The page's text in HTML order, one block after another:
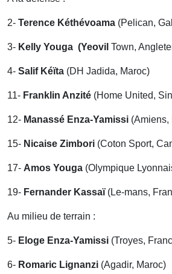
2- Terence Kéthévoama (Pelican,
3- Kelly Youga (Yeovil Town,
4- Salif Kéïta (DH Jadida, Maroc)
11- Franklin Anzité (Home United,
12- Manassé Enza-Yamissi (Amiens,
15- Nicaise Zimbori (Coton Sport,
17- Amos Youga (Olympique
19- Fernander Kassaï(Le-mans,
Au milieu de terrain :
5- Eloge Enza-Yamissi (Troyes,
6- Romaric Lignanzi (Agadir, Maroc)